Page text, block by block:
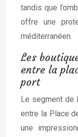
tandis que
offre une
méditerranéen.
Les
entre la
port
Le segment de
entre la Place
une